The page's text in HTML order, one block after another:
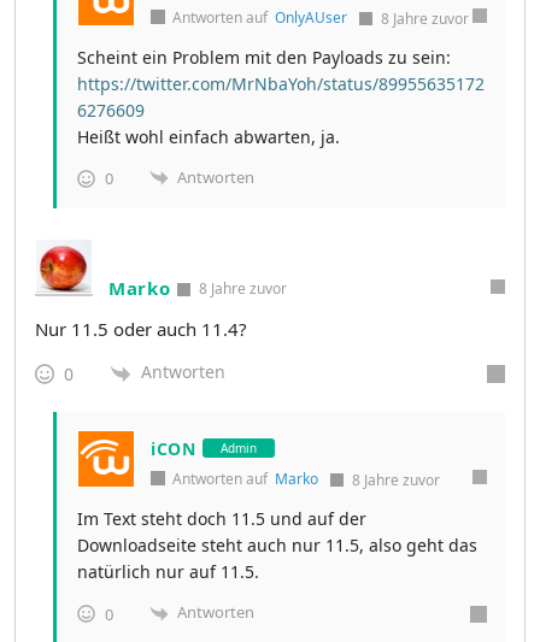
Antworten auf OnlyAUser 8 Jahre zuvor
Scheint ein Problem mit den Payloads zu sein:
https://twitter.com/MrNbaYoh/status/89955635172
6276609
Heißt wohl einfach abwarten, ja.
0 Antworten
Marko 8 Jahre zuvor
Nur 11.5 oder auch 11.4?
0 Antworten
iCON Admin
Antworten auf Marko 8 Jahre zuvor
Im Text steht doch 11.5 und auf der
Downloadseite steht auch nur 11.5, also geht das
natürlich nur auf 11.5.
0 Antworten